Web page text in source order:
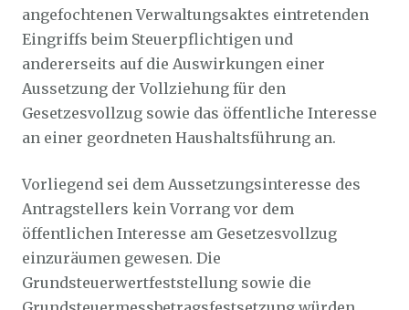
angefochtenen Verwaltungsaktes eintretenden
Eingriffs beim Steuerpflichtigen und
andererseits auf die Auswirkungen einer
Aussetzung der Vollziehung für den
Gesetzesvollzug sowie das öffentliche Interesse
an einer geordneten Haushaltsführung an.
Vorliegend sei dem Aussetzungsinteresse des
Antragstellers kein Vorrang vor dem
öffentlichen Interesse am Gesetzesvollzug
einzuräumen gewesen. Die
Grundsteuerwertfeststellung sowie die